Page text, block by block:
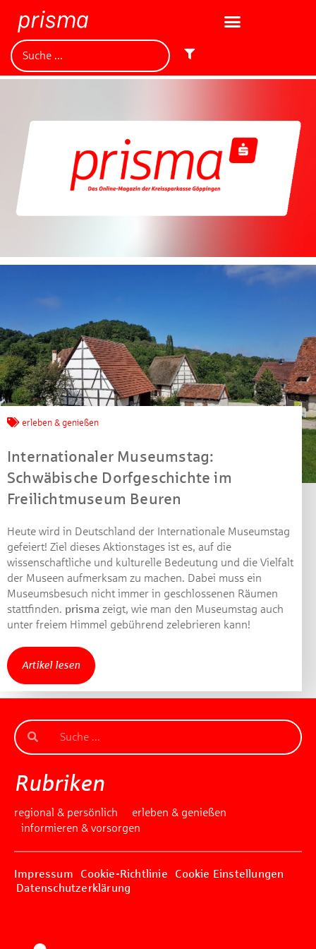
erleben & genießen
Internationaler Museumstag:
Schwäbische Dorfgeschichte im
Freilichtmuseum Beuren
Heute wird in Deutschland der Internationale Museumstag
gefeiert! Ziel dieses Aktionstages ist es, auf die
wissenschaftliche und kulturelle Bedeutung und die Vielfalt
der Museen aufmerksam zu machen. Dabei muss ein
Museumsbesuch nicht immer in geschlossenen Räumen
stattfinden. prisma zeigt, wie man den Museumstag auch
unter freiem Himmel gebührend zelebrieren kann!
Artikel lesen
Rubriken
regional & persönlich
erleben & genießen
informieren & vorsorgen
Impressum Cookie-Richtlinie
Cookie Einstellungen
Datenschutzerklärung
Jetzt mitmachen und
Machen Sie mit bei unserem Gewinnspiel! Bis 31.
Dezember 2021 verlosen wir 10 Gutscheine des
Treffpunkt Gold der Kreissparkasse Göppingen im Wert
Beantworten Sie einfach folgende Frage:
Welches Jubiläum feiert die Kreissparkasse
Göppingen in diesem Jahr?
Gewinnspiel geschlossen